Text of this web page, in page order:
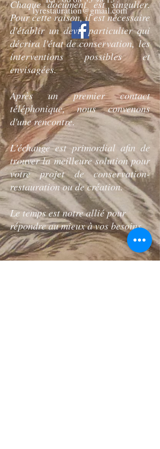
lyrestauration@gmail.com
Chaque document est singulier.
Pour cette raison, il est nécessaire
d'établir un devis particulier qui
décrira l'état de conservation, les
interventions possibles et
envisagées.
Après un premier contact
téléphonique, nous convenons
d'une rencontre.
L'échange est primordial afin de
trouver la meilleure solution pour
votre projet de conservation-
restauration ou de création.
Le temps est notre allié pour
répondre au mieux à vos besoins.